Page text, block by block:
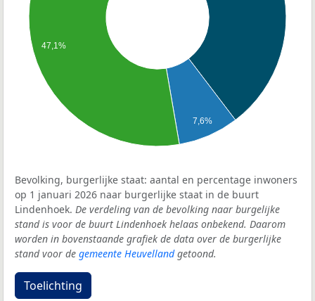
7,6%
47,1%
Bevolking, burgerlijke staat: aantal en percentage inwoners
op 1 januari 2026 naar burgerlijke staat in de buurt
Lindenhoek. De verdeling van de bevolking naar burgelijke
stand is voor de buurt Lindenhoek helaas onbekend. Daarom
worden in bovenstaande grafiek de data over de burgerlijke
stand voor de gemeente Heuvellandgetoond.
Toelichting